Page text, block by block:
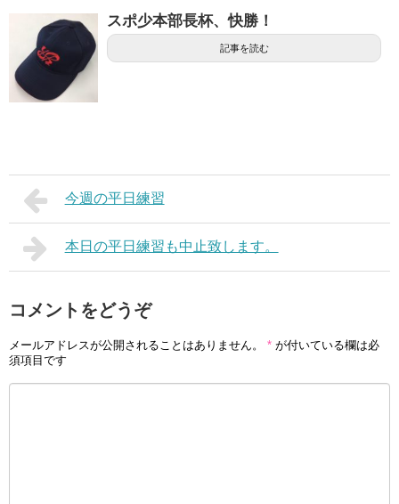
スポ少本部長杯、快勝！
記事を読む
今週の平日練習
本日の平日練習も中止致します。
コメントをどうぞ
メールアドレスが公開されることはありません。 * が付いている欄は必
須項目です